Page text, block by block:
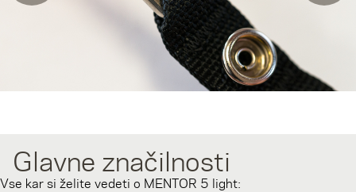
Glavne značilnosti
Vse kar si želite vedeti o MENTOR 5 light: